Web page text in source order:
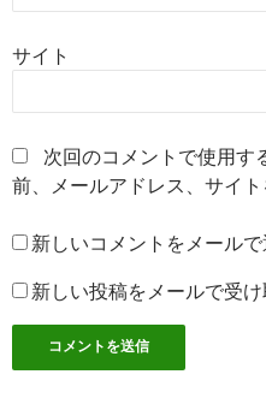
サイト
次回のコメントで使用す
前、メールアドレス、サイト
新しいコメントをメールで
新しい投稿をメールで受け